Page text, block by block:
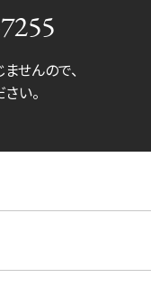
せんので、
い。